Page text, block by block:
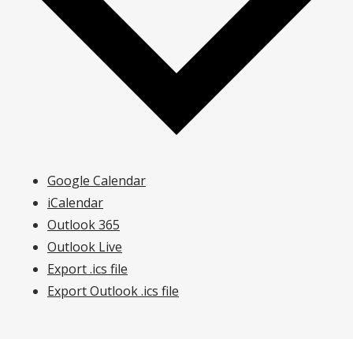
Google Calendar
iCalendar
Outlook 365
Outlook Live
Export .ics file
Export Outlook .ics file